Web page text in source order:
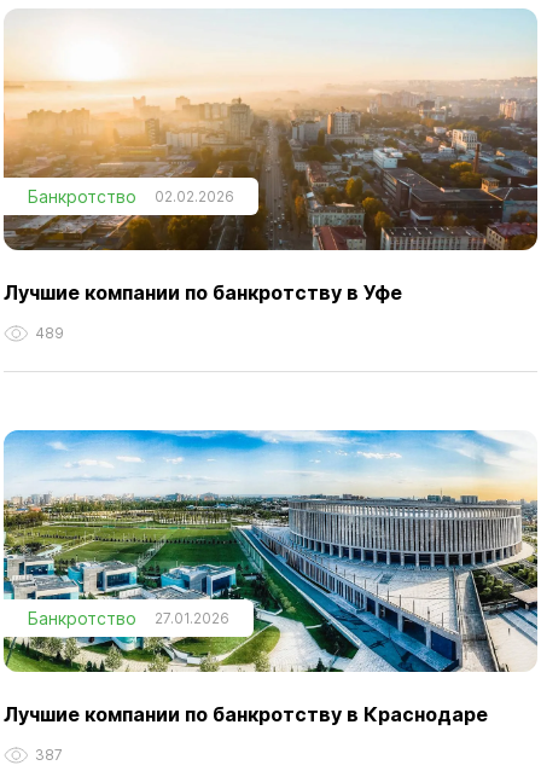
Банкротство 02.02.2026
Лучшие компании по банкротству в Уфе
489
Банкротство 27.01.2026
Лучшие компании по банкротству в Краснодаре
387